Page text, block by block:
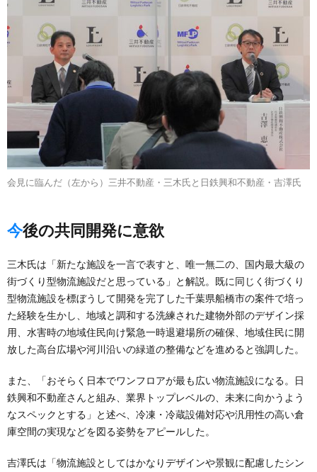
会見に臨んだ（左から）三井不動産・三木氏と日鉄興和不動産・吉澤氏
今後の共同開発に意欲
三木氏は「新たな施設を一言で表すと、唯一無二の、国内最大級の
街づくり型物流施設だと思っている」と解説。既に同じく街づくり
型物流施設を標ぼうして開発を完了した千葉県船橋市の案件で培っ
た経験を生かし、地域と調和する洗練された建物外部のデザイン採
用、水害時の地域住民向け緊急一時退避場所の確保、地域住民に開
放した高台広場や河川沿いの緑道の整備などを進めると強調した。
また、「おそらく日本でワンフロアが最も広い物流施設になる。日
鉄興和不動産さんと組み、業界トップレベルの、未来に向かうよう
なスペックとする」と述べ、冷凍・冷蔵設備対応や汎用性の高い倉
庫空間の実現などを図る姿勢をアピールした。
吉澤氏は「物流施設としてはかなりデザインや景観に配慮したシン